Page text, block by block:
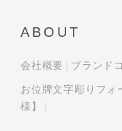
ABOUT
会社概要 ブランド
お位牌文字彫りフォ
様】